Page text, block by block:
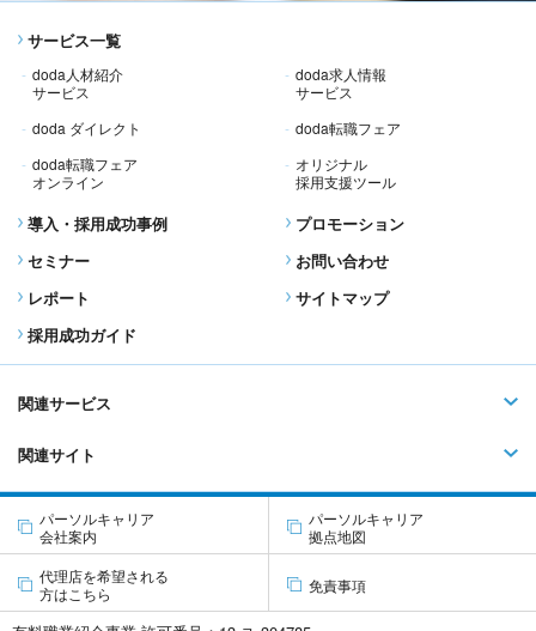
サービス一覧
doda人材紹介
サービス
doda求人情報
サービス
doda ダイレクト
doda転職フェア
doda転職フェア
オンライン
オリジナル
採用支援ツール
導入・採用成功事例
セミナー
レポート
採用成功ガイド
プロモーション
お問い合わせ
サイトマップ
関連サービス
関連サイト
パーソルキャリア
会社案内
パーソルキャリア
拠点地図
代理店を希望される
方はこちら
免責事項